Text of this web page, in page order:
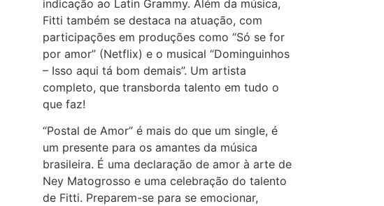
indicação ao Latin Grammy. Além da música,
Fitti também se destaca na atuação, com
participações em produções como “Só se for
por amor” (Netflix) e o musical “Dominguinhos
– Isso aqui tá bom demais”. Um artista
completo, que transborda talento em tudo o
que faz!
“Postal de Amor” é mais do que um single, é
um presente para os amantes da música
brasileira. É uma declaração de amor à arte de
Ney Matogrosso e uma celebração do talento
de Fitti. Preparem-se para se emocionar,